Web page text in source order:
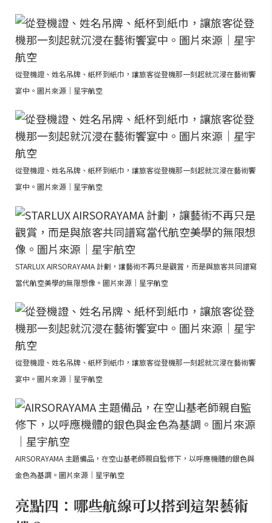
從登機證、姓名吊牌、紙杯到紙巾，讓旅客從登機那一刻起就沉浸在藝術饗
宴中。圖片來源｜星宇航空
從登機證、姓名吊牌、紙杯到紙巾，讓旅客從登機那一刻起就沉浸在藝術饗
宴中。圖片來源｜星宇航空
STARLUX AIRSORAYAMA 計劃，讓藝術不再只是觀賞，而是與旅客共同譜寫
當代航空美學的無限想像。圖片來源｜星宇航空
從登機證、姓名吊牌、紙杯到紙巾，讓旅客從登機那一刻起就沉浸在藝術饗
宴中。圖片來源｜星宇航空
AIRSORAYAMA 主題備品，在空山基老師親自監修下，以呼應機體的銀色與
金色為基調。圖片來源｜星宇航空
亮點四：哪些航線可以搭到這架藝術